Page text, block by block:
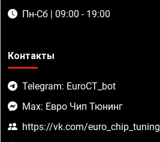
Пн-Сб | 09:00 - 19:00
Контакты
Telegram: EuroCT_bot
Max: Евро Чип Тюнинг
https://vk.com/euro_chip_tuning